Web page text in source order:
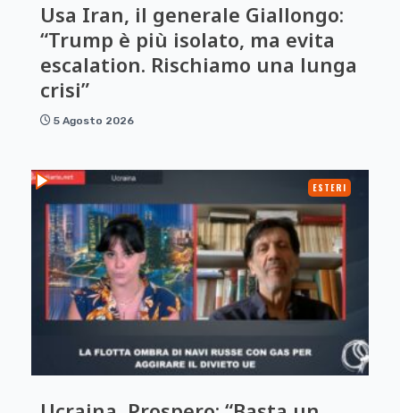
Usa Iran, il generale Giallongo:
“Trump è più isolato, ma evita
escalation. Rischiamo una lunga
crisi”
5 Agosto 2026
ESTERI